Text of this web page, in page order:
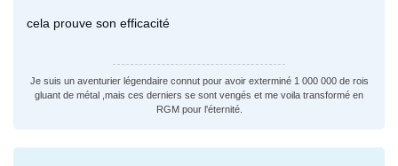
cela prouve son efficacité
Je suis un aventurier légendaire connut pour avoir exterminé 1 000 000 de rois
gluant de métal ,mais ces derniers se sont vengés et me voila transformé en
RGM pour l'éternité.